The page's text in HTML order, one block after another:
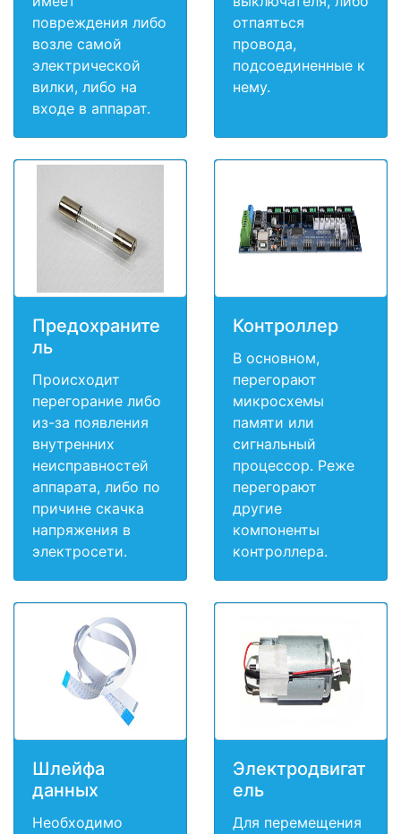
повреждения либо
возле самой
электрической
вилки, либо на
входе в аппарат.
отпаяться
провода,
подсоединенные к
нему.
Предохраните
ль
Происходит
перегорание либо
из-за появления
внутренних
неисправностей
аппарата, либо по
причине скачка
напряжения в
электросети.
Контроллер
В основном,
перегорают
микросхемы
памяти или
сигнальный
процессор. Реже
перегорают
другие
компоненты
контроллера.
Шлейфа
данных
Необходимо
Электродвигат
ель
Для перемещения